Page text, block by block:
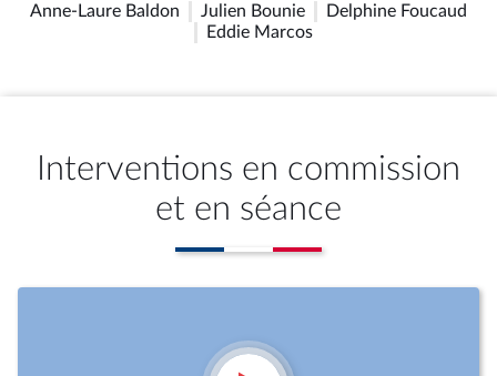
Anne-Laure Baldon Julien Bounie
Delphine Foucaud
Eddie Marcos
Interventions en commission
et en séance